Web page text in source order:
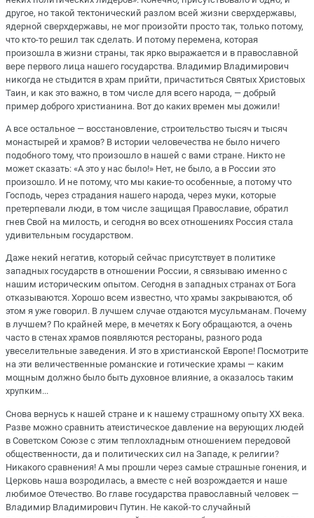
другое, но такой тектонический разлом всей жизни сверхдержавы,
ядерной сверхдержавы, не мог произойти просто так, только потому,
что кто-то решил так сделать. И потому перемена, которая
произошла в жизни страны, так ярко выражается и в православной
вере первого лица нашего государства. Владимир Владимирович
никогда не стыдится в храм прийти, причаститься Святых Христовых
Таин, и как это важно, в том числе для всего народа, — добрый
пример доброго христианина. Вот до каких времен мы дожили!
А все остальное — восстановление, строительство тысяч и тысяч
монастырей и храмов? В истории человечества не было ничего
подобного тому, что произошло в нашей с вами стране. Никто не
может сказать: «А это у нас было!» Нет, не было, а в России это
произошло. И не потому, что мы какие-то особенные, а потому что
Господь, через страдания нашего народа, через муки, которые
претерпевали люди, в том числе защищая Православие, обратил
гнев Свой на милость, и сегодня во всех отношениях Россия стала
удивительным государством.
Даже некий негатив, который сейчас присутствует в политике
западных государств в отношении России, я связываю именно с
нашим историческим опытом. Сегодня в западных странах от Бога
отказываются. Хорошо всем известно, что храмы закрываются, об
этом я уже говорил. В лучшем случае отдаются мусульманам. Почему
в лучшем? По крайней мере, в мечетях к Богу обращаются, а очень
часто в стенах храмов появляются рестораны, разного рода
увеселительные заведения. И это в христианской Европе! Посмотрите
на эти величественные романские и готические храмы — каким
мощным должно было быть духовное влияние, а оказалось таким
хрупким...
Снова вернусь к нашей стране и к нашему страшному опыту XX века.
Разве можно сравнить атеистическое давление на верующих людей
в Советском Союзе с этим теплохладным отношением передовой
общественности, да и политических сил на Западе, к религии?
Никакого сравнения! А мы прошли через самые страшные гонения, и
Церковь наша возродилась, а вместе с ней возрождается и наше
любимое Отечество. Во главе государства православный человек —
Владимир Владимирович Путин. Не какой-то случайный